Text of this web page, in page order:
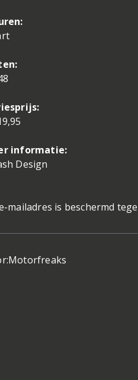
informatie:
Design
mailadres is beschermd
Motorfreaks